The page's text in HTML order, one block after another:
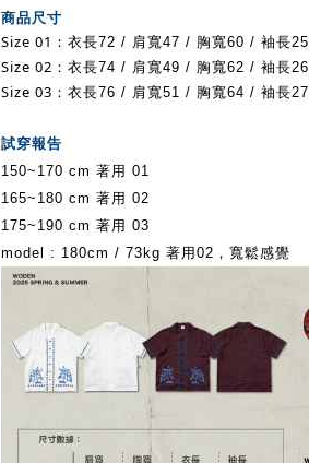
商品尺寸
Size 01： 衣長72 / 肩寬47 / 胸寬60 / 袖長25
Size 02： 衣長74 / 肩寬49 / 胸寬62 / 袖長26
Size 03： 衣長76 / 肩寬51 / 胸寬64 / 袖長27
試穿報告
150~170 cm 著用 01
165~180 cm 著用 02
175~190 cm 著用 03
model : 180cm / 73kg 著用02，寬鬆感覺